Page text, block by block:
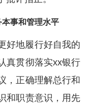
事和管理水平
好地履行好自我的
真贯彻落实xx银行
，正确理解总行和
和职责意识，用先